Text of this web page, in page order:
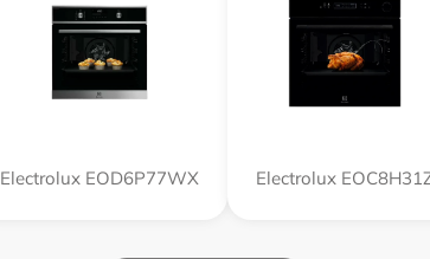
Electrolux EOD6P77WX Electrolux